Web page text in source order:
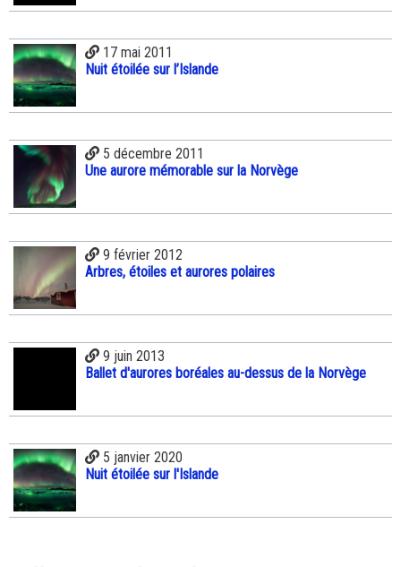
17 mai 2011
Nuit étoilée sur l’Islande
5 décembre 2011
Une aurore mémorable sur la Norvège
9 février 2012
Arbres, étoiles et aurores polaires
9 juin 2013
Ballet d'aurores boréales au-dessus de la Norvège
5 janvier 2020
Nuit étoilée sur l'Islande